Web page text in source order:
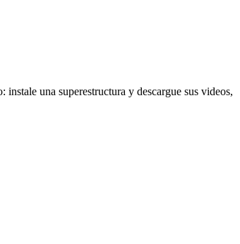
una superestructura y descargue sus videos,